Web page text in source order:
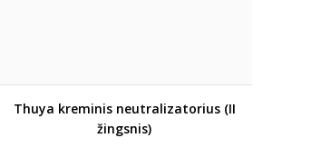
Thuya kreminis neutralizatorius (II
žingsnis)